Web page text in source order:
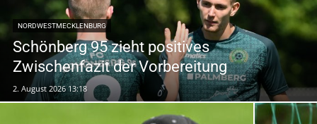
NORDWESTMECKLENBURG
Schönberg 95 zieht positives
Zwischenfazit der Vorbereitung
2. August 2026 13:18